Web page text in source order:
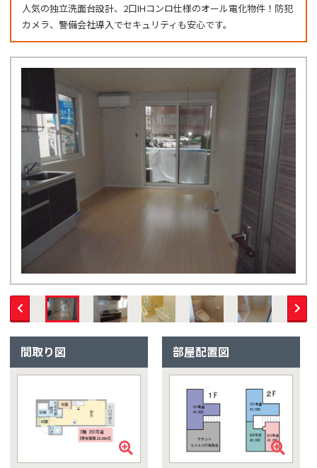
人気の独立洗面台設計、2口IHコンロ仕様のオール電化物件！防犯
カメラ、警備会社導入でセキュリティも安心です。
間取り図 部屋配置図